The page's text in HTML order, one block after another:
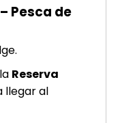
Pesca de
Reserva
llegar al